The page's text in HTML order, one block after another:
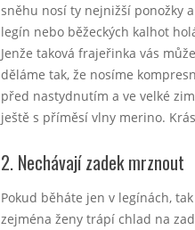
sněhu nosí ty nejnižší ponožky
legín nebo běžeckých kalhot
Jenže taková frajeřinka vás
děláme tak, že nosíme
před nastydnutím a ve velké
ještě s příměsí vlny merino.
2. Nechávají zadek mrznout
Pokud běháte jen v legínách,
zejména ženy trápí chlad na